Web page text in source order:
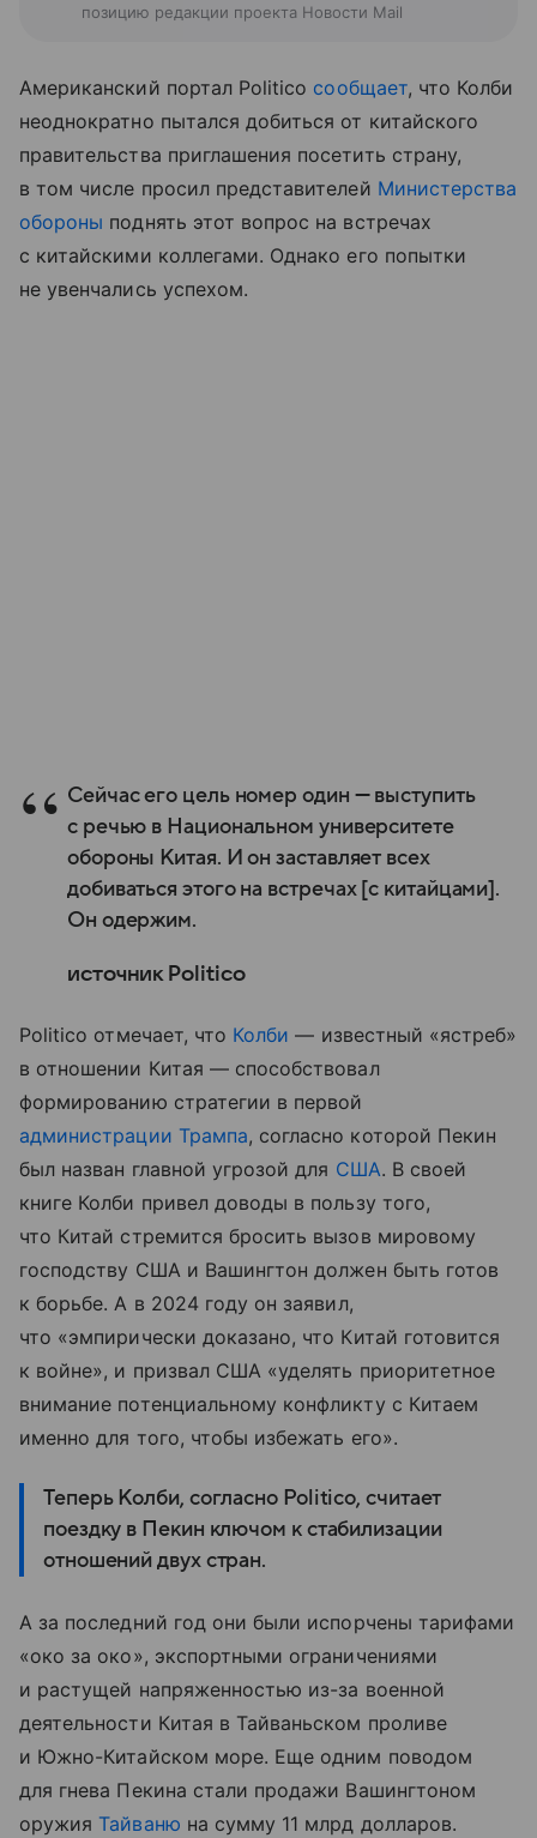
позицию редакции проекта Новости Mail
Американский портал Politico сообщает, что Колби
неоднократно пытался добиться от китайского
правительства приглашения посетить страну,
в том числе просил представителей Министерства
обороны поднять этот вопрос на встречах
с китайскими коллегами. Однако его попытки
не увенчались успехом.
Сейчас его цель номер один — выступить
с речью в Национальном университете
обороны Китая. И он заставляет всех
добиваться этого на встречах [с китайцами].
Он одержим.
источник Politico
Politico отмечает, что Колби — известный «ястреб»
в отношении Китая — способствовал
формированию стратегии в первой
администрации Трампа, согласно которой Пекин
был назван главной угрозой для США. В своей
книге Колби привел доводы в пользу того,
что Китай стремится бросить вызов мировому
господству США и Вашингтон должен быть готов
к борьбе. А в 2024 году он заявил,
что «эмпирически доказано, что Китай готовится
к войне», и призвал США «уделять приоритетное
внимание потенциальному конфликту с Китаем
именно для того, чтобы избежать его».
Теперь Колби, согласно Politico, считает
поездку в Пекин ключом к стабилизации
отношений двух стран.
А за последний год они были испорчены тарифами
«око за око», экспортными ограничениями
и растущей напряженностью из-за военной
деятельности Китая в Тайваньском проливе
и Южно-Китайском море. Еще одним поводом
для гнева Пекина стали продажи Вашингтоном
оружия Тайваню на сумму 11 млрд долларов.